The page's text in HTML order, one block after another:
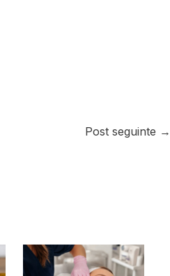
Post seguinte →